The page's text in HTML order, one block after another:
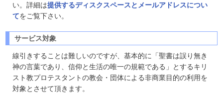
い。詳細は提供するディスクスペースとメールアドレスについ
てをご覧下さい。
サービス対象
線引きすることは難しいのですが、基本的に「聖書は誤り無き
神の言葉であり、信仰と生活の唯一の規範である」とするキリ
スト教プロテスタントの教会・団体による非商業目的の利用を
対象とさせて頂きます。